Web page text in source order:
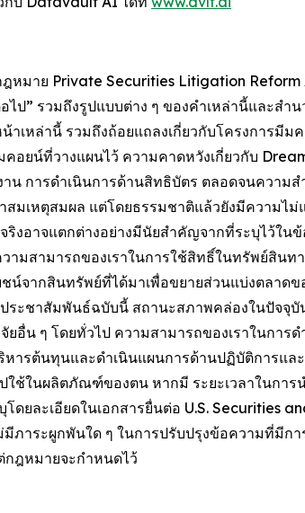
าย Private Securities Litigation Reform
ไป” รวมถึงรูปแบบต่าง ๆ ของคำเหล่านี้และส
หล่านี้ รวมถึงถ้อยแถลงเกี่ยวกับโครงการมี
ยน์ที่วางแผนไว้ ความคาดหวังเกี่ยวกับ
การดำเนินการด้านสิทธิบัตร ตลอดจนความ
มเหตุสมผล แต่โดยธรรมชาติแล้วยังมีความไ
อาจแตกต่างอย่างมีนัยสำคัญจากที่ระบุไว้ใน
ามสามารถของเราในการใช้สิทธิ์ในทรัพย์สิ
ากสินทรัพย์ที่ได้มาเพื่อขยายส่วนแบ่งตลาดขอ
ระชาสัมพันธ์ฉบับนี้ สถานะสภาพคล่องในปัจจุบั
อื่น ๆ โดยทั่วไป ความสามารถของเราในการ
รต้นทุนและดำเนินแผนการด้านปฏิบัติการแล
ช้ในผลิตภัณฑ์ของตน หากมี ระยะเวลาในการ
ละเอียดในเอกสารยื่นต่อ U.S. Securities
าระผูกพันใด ๆ ในการปรับปรุงข้อความที่มีก
ฎหมายจะกำหนดไว้